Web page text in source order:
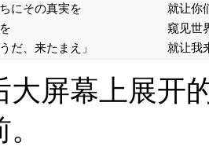
30日，
機
布大越香里为
にその真実を
就让你
窥见世
だ、来たまえ」
就让我
大屏幕上展开